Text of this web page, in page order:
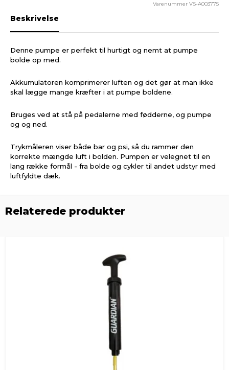
Varenummer VS-A003775
Beskrivelse
Denne pumpe er perfekt til hurtigt og nemt at pumpe
bolde op med.
Akkumulatoren komprimerer luften og det gør at man ikke
skal lægge mange kræfter i at pumpe boldene.
Bruges ved at stå på pedalerne med fødderne, og pumpe
og og ned.
Trykmåleren viser både bar og psi, så du rammer den
korrekte mængde luft i bolden. Pumpen er velegnet til en
lang række formål - fra bolde og cykler til andet udstyr med
luftfyldte dæk.
Relaterede produkter